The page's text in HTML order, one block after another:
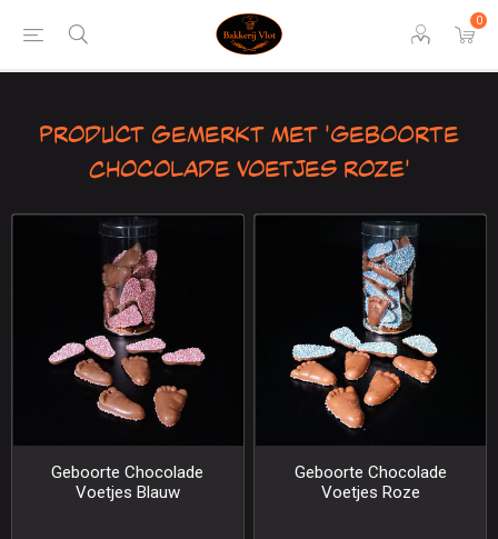
0
Product gemerkt met 'Geboorte
Chocolade Voetjes roze'
Geboorte Chocolade
Voetjes Blauw
Geboorte Chocolade
Voetjes Roze